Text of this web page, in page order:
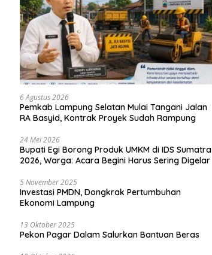
6 Agustus 2026
Pemkab Lampung Selatan Mulai Tangani Jalan
RA Basyid, Kontrak Proyek Sudah Rampung
24 Mei 2026
Bupati Egi Borong Produk UMKM di IDS Sumatra
2026, Warga: Acara Begini Harus Sering Digelar
5 November 2025
Investasi PMDN, Dongkrak Pertumbuhan
Ekonomi Lampung
13 Oktober 2025
Pekon Pagar Dalam Salurkan Bantuan Beras